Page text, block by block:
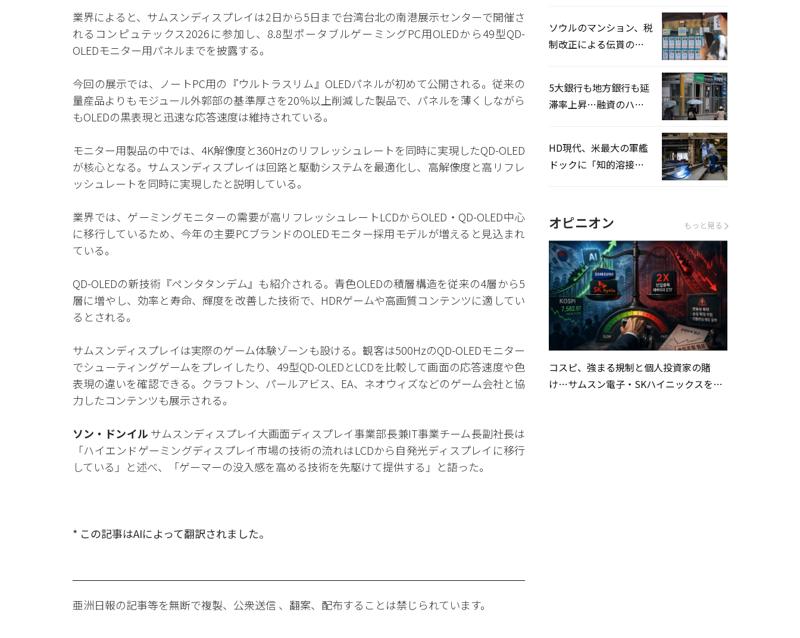
業界によると、サムスンディスプレイは2日から5日まで台湾台北の南港展示センターで開催さ
れるコンピュテックス2026に参加し、8.8型ポータブルゲーミングPC用OLEDから49型QD-
OLEDモニター用パネルまでを披露する。
今回の展示では、ノートPC用の『ウルトラスリム』OLEDパネルが初めて公開される。従来の
量産品よりもモジュール外郭部の基準厚さを20％以上削減した製品で、パネルを薄くしながら
もOLEDの黒表現と迅速な応答速度は維持されている。
モニター用製品の中では、4K解像度と360Hzのリフレッシュレートを同時に実現したQD-OLED
が核心となる。サムスンディスプレイは回路と駆動システムを最適化し、高解像度と高リフレ
ッシュレートを同時に実現したと説明している。
業界では、ゲーミングモニターの需要が高リフレッシュレートLCDからOLED・QD-OLED中心
に移行しているため、今年の主要PCブランドのOLEDモニター採用モデルが増えると見込まれ
ている。
QD-OLEDの新技術『ペンタタンデム』も紹介される。青色OLEDの積層構造を従来の4層から5
層に増やし、効率と寿命、輝度を改善した技術で、HDRゲームや高画質コンテンツに適してい
るとされる。
サムスンディスプレイは実際のゲーム体験ゾーンも設ける。観客は500HzのQD-OLEDモニター
でシューティングゲームをプレイしたり、49型QD-OLEDとLCDを比較して画面の応答速度や色
表現の違いを確認できる。クラフトン、パールアビス、EA、ネオウィズなどのゲーム会社と協
力したコンテンツも展示される。
ソン・ドンイル サムスンディスプレイ大画面ディスプレイ事業部長兼IT事業チーム長副社長は
「ハイエンドゲーミングディスプレイ市場の技術の流れはLCDから自発光ディスプレイに移行
している」と述べ、「ゲーマーの没入感を高める技術を先駆けて提供する」と語った。
* この記事はAIによって翻訳されました。
亜洲日報の記事等を無断で複製、公衆送信 、翻案、配布することは禁じられています。
ソウルのマンション、税
制改正による伝貰の月
5大銀行も地方銀行も延
滞率上昇…融資のハー
HD現代、米最大の軍艦
ドックに「知的溶接」
オピニオン もっと見る
コスピ、強まる規制と個人投資家の賭
け…サムスン電子・SKハイニックスを巡